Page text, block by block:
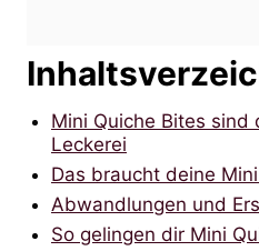
Mini Quiche Bites sind
Leckerei
Das braucht deine
Abwandlungen und
So gelingen dir Mini